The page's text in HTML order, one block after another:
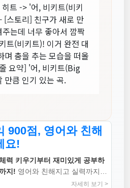
트 -> '어, 비키트(비키
스토리] 친구가 새로 만
는데 너무 좋아서 깜짝
트(비키트)! 이거 완전 대
며 춤을 추는 모습을 떠올
요약] '어, 비키트(Big
큼 인기 있는 곡.
900점, 영어와 친해
요!
력 키우기부터 재미있게 공부하
지! 영어와 친해지고 실력까지
자세히 보기 >